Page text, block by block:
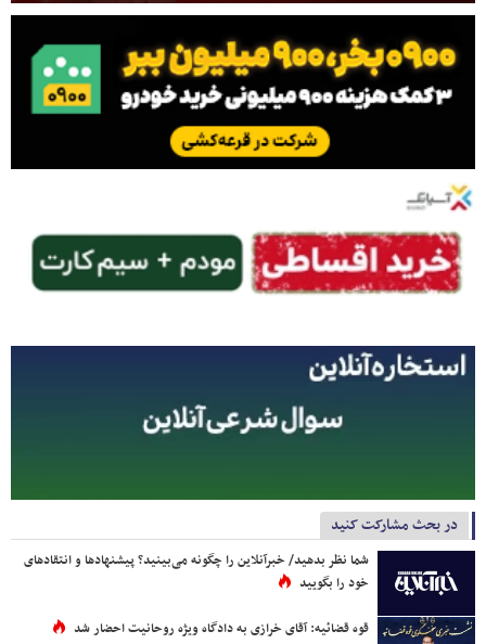
در بحث مشارکت کنید
شما نظر بدهید/ خبرآنلاین را چگونه می‌بینید؟ پیشنهادها و انتقادهای
خود را بگویید
قوه قضائیه: آقای خرازی به دادگاه ویژه روحانیت احضار شد